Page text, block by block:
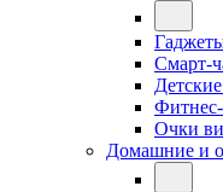
Смарт-
Очки
Домашние и